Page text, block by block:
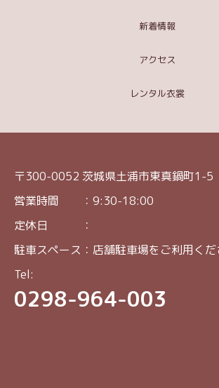
新着情報
アクセス
レンタル衣裳
〒300-0052 茨城県土浦市東真鍋町1-5
営業時間 ：9:30-18:00
定休日 ：
駐車スペース：店舗駐車場をご利用くだ
Tel:
0298-964-003